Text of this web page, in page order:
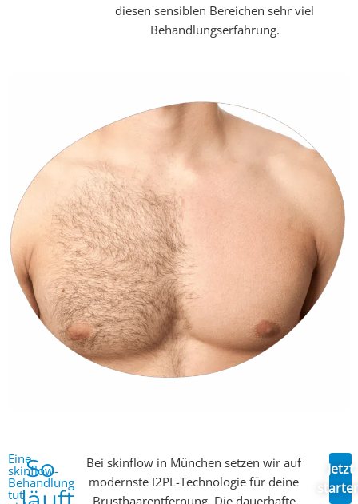
diesen sensiblen Bereichen sehr viel
Behandlungserfahrung.
Eine
skinflow-
Behandlung
tut
So
Bei skinflow in München setzen wir auf
modernste I2PL-Technologie für deine
Brusthaarentfernung. Die dauerhafte
Jetzt